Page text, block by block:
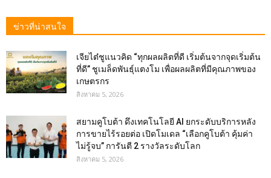
ข่าวที่น่าสนใจ
เจียไต๋ชูแนวคิด “ทุกผลผลิตที่ดี เริ่มต้นจากจุดเริ่มต้น
ที่ดี” ชูเมล็ดพันธุ์แตงโม เพื่อผลผลิตที่มีคุณภาพของ
เกษตรกร
สิงหาคม 5, 2026
สยามคูโบต้า ดึงเทคโนโลยี AI ยกระดับบริการหลัง
การขายไร้รอยต่อ เปิดโมเดล “เลือกคูโบต้า คุ้มค่า
ไม่รู้จบ” การันตี 2 รางวัลระดับโลก
สิงหาคม 5, 2026